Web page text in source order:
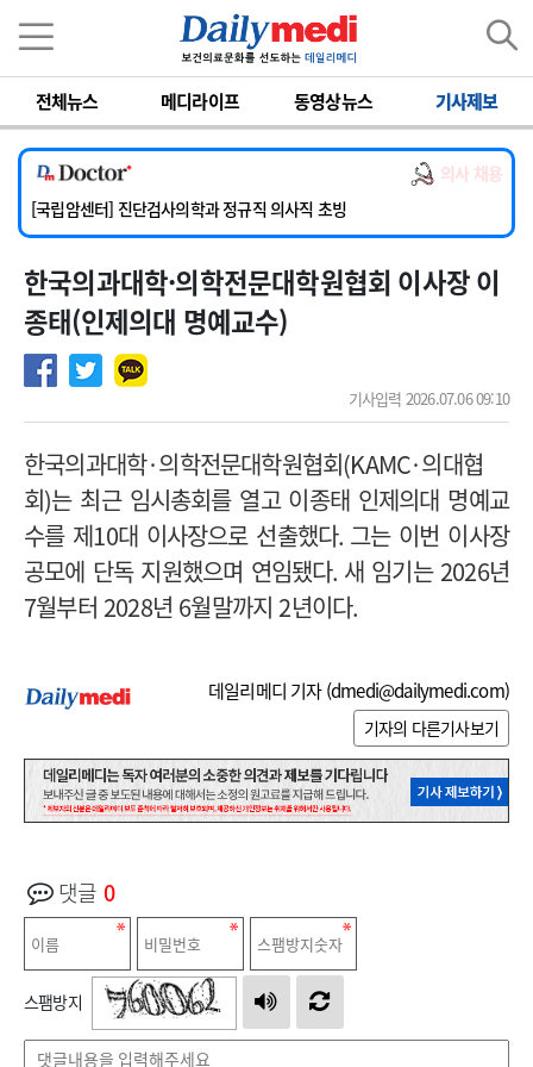
전체뉴스 메디라이프 동영상뉴스 기사제보
의사 채용
[서울아산병원] 2026년 하반기 인턴 모집
[명지병원] 하반기 전공의(인턴) 모집
[동국대학교 경주병원] 내과(소화기, 심장, 내분비), 소아청소년과, 외과, 심장혈관흉부외과, 이비인후과, 병리과 교원 초빙
[국립암센터] 진단검사의학과 정규직 의사직 초빙
[인제대학교해운대백병원] 치과 진료교수 모집 공고
[서울아산병원] 2026년 하반기 인턴 모집
[명지병원] 하반기 전공의(인턴) 모집
한국의과대학·의학전문대학원협회 이사장 이
종태(인제의대 명예교수)
기사입력 2026.07.06 09:10
한국의과대학·의학전문대학원협회(KAMC·의대협
회)는 최근 임시총회를 열고 이종태 인제의대 명예교
수를 제10대 이사장으로 선출했다. 그는 이번 이사장
공모에 단독 지원했으며 연임됐다. 새 임기는 2026년
7월부터 2028년 6월말까지 2년이다.
데일리메디 기자 (dmedi@dailymedi.com)
기자의 다른기사보기
댓글 0
스팸방지